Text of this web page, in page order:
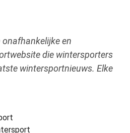
en
die wintersporters
wintersportnieuws. Elke